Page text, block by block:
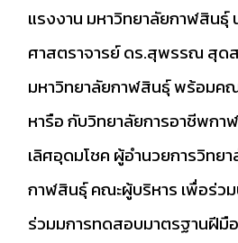
แรงงาน มหาวิทยาลัยกาฬสินธุ์
ศาสตราจารย์ ดร.สุพรรณ สุด
มหาวิทยาลัยกาฬสินธุ์ พร้อมคณ
หารือ กับวิทยาลัยการอาชีพก
เลิศอุดมโชค ผู้อำนวยการวิทย
กาฬสินธุ์ คณะผู้บริหาร เพื่อร่วม
ร่วมมการทดสอบมาตรฐานฝีมื